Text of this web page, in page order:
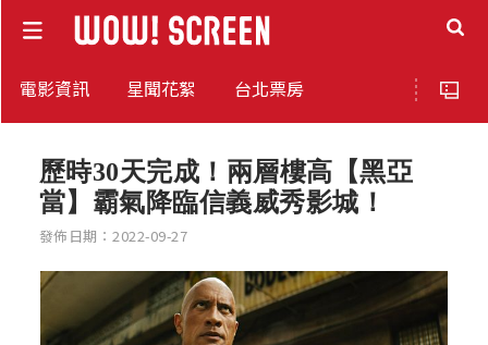
電影資訊 星聞花絮 台北票房
歷時30天完成！兩層樓高【黑亞
當】霸氣降臨信義威秀影城！
發佈日期：2022-09-27